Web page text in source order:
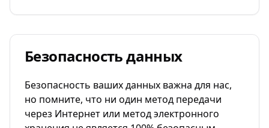
Безопасность данных
Безопасность ваших данных важна для нас,
но помните, что ни один метод передачи
через Интернет или метод электронного